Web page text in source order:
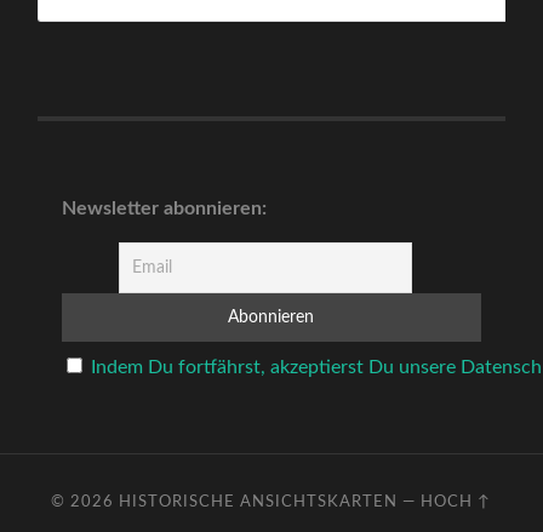
Newsletter abonnieren:
Indem Du fortfährst, akzeptierst Du unsere
© 2026 HISTORISCHE ANSICHTSKARTEN — HOCH ↑